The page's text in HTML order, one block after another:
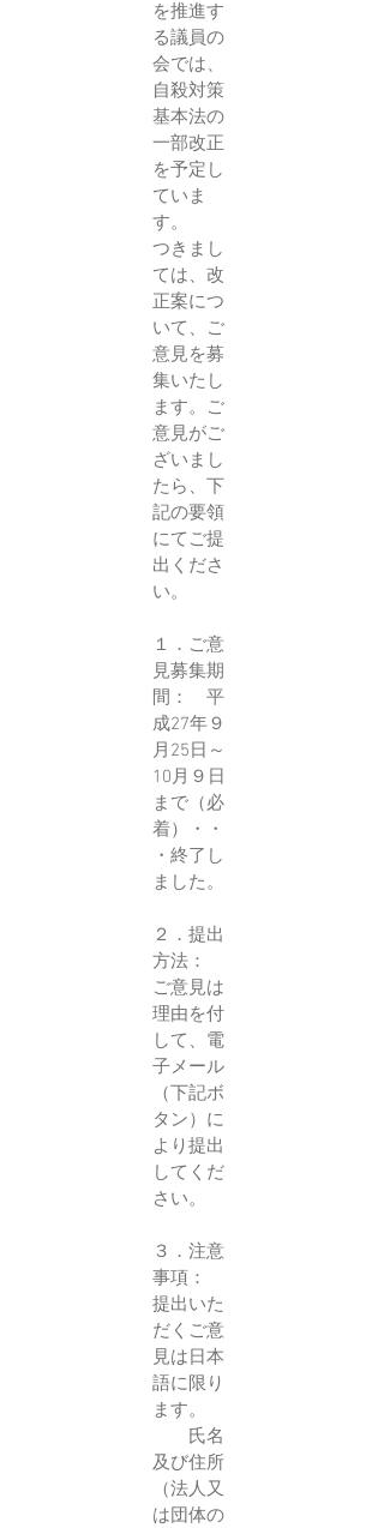
を推進す
る議員の
会では、
自殺対策
基本法の
一部改正
を予定し
ていま
す。
つきまし
ては、改
正案につ
いて、ご
意見を募
集いたし
ます。ご
意見がご
ざいまし
たら、下
記の要領
にてご提
出くださ
い。
１．ご意
見募集期
間： 平
成27年９
月25日～
10月９日
まで（必
着）・・
・終了し
ました。
２．提出
方法：
ご意見は
理由を付
して、電
子メール
（下記ボ
タン）に
より提出
してくだ
さい。
３．注意
事項：
提出いた
だくご意
見は日本
語に限り
ます。
氏名
及び住所
（法人又
は団体の